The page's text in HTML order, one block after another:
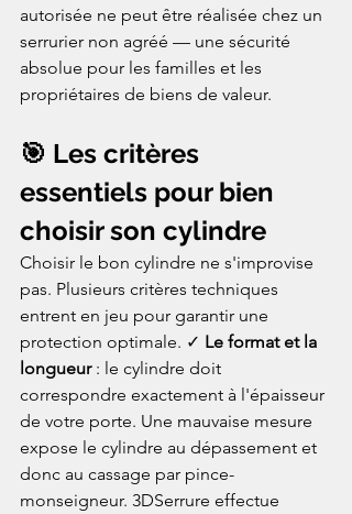
autorisée ne peut être réalisée chez un
serrurier non agréé — une sécurité
absolue pour les familles et les
propriétaires de biens de valeur.
🎯 Les critères
essentiels pour bien
choisir son cylindre
Choisir le bon cylindre ne s'improvise
pas. Plusieurs critères techniques
entrent en jeu pour garantir une
protection optimale. ✓ Le format et la
longueur : le cylindre doit
correspondre exactement à l'épaisseur
de votre porte. Une mauvaise mesure
expose le cylindre au dépassement et
donc au cassage par pince-
monseigneur. 3DSerrure effectue